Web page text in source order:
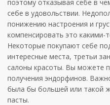
поэтому отказывая себе в
себе в удовольствии.
понижению настроения и
компенсировать это какими-
Некоторые покупают себе
интересные места, третьи
салоны красоты. Вы можете
получения эндорфинов.
была бы большей или такой
пасты.